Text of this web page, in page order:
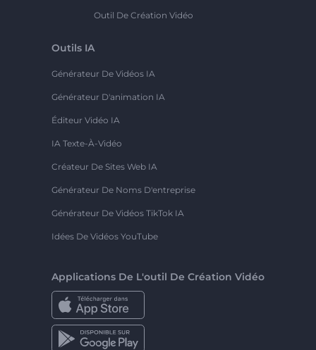
Outil De Création Vidéo
Outils IA
Générateur De Vidéos IA
Générateur D'animation IA
Éditeur Vidéo IA
IA Texte-À-Vidéo
Créateur De Sites Web IA
Générateur De Noms D'entreprise
Générateur De Vidéos TikTok IA
Idées De Vidéos YouTube
Applications De L'outil De Création Vidéo